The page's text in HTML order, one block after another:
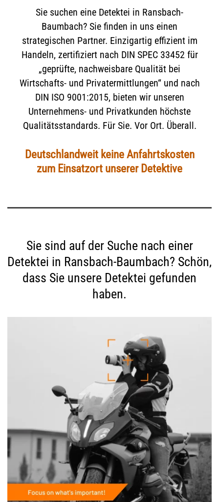
Sie suchen eine Detektei in Ransbach-
Baumbach? Sie finden in uns einen
strategischen Partner. Einzigartig effizient im
Handeln, zertifiziert nach DIN SPEC 33452 für
„geprüfte, nachweisbare Qualität bei
Wirtschafts- und Privatermittlungen“ und nach
DIN ISO 9001:2015, bieten wir unseren
Unternehmens- und Privatkunden höchste
Qualitätsstandards. Für Sie. Vor Ort. Überall.
Deutschlandweit keine Anfahrtskosten
zum Einsatzort unserer Detektive
Sie sind auf der Suche nach einer
Detektei in Ransbach-Baumbach? Schön,
dass Sie unsere Detektei gefunden
haben.